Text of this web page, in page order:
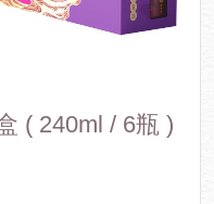
善”土地的理念延伸至整個農場
也能增加收入。